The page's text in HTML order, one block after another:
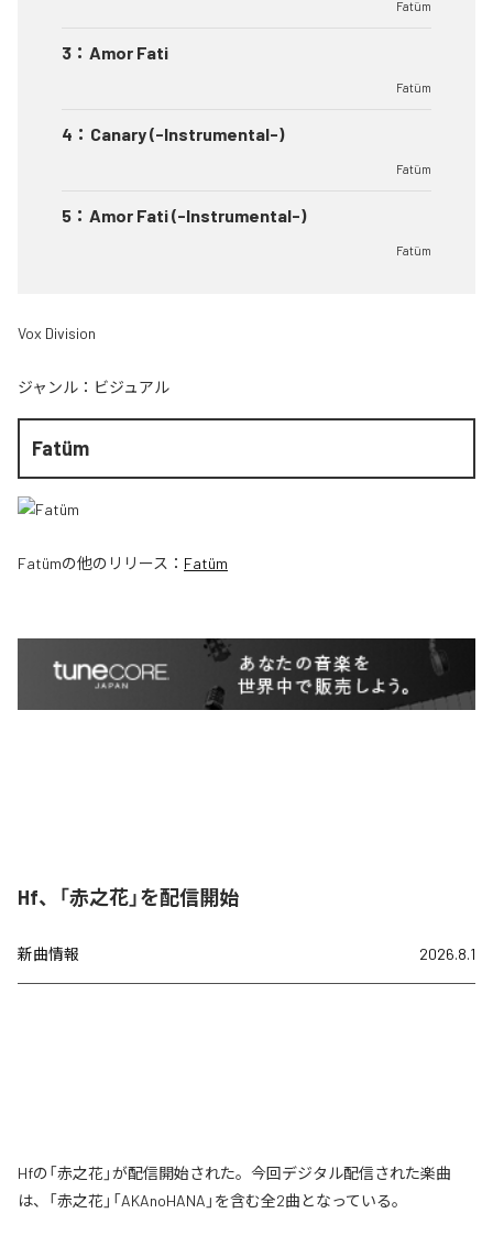
Fatüm
3 ： Amor Fati
Fatüm
4 ： Canary (-Instrumental-)
Fatüm
5 ： Amor Fati (-Instrumental-)
Fatüm
Vox Division
ジャンル： ビジュアル
Fatüm
Fatümの他のリリース： Fatüm
Hf、「赤之花」を配信開始
新曲情報 2026.8.1
Hfの「赤之花」が配信開始された。今回デジタル配信された楽曲
は、「赤之花」「AKAnoHANA」を含む全2曲となっている。